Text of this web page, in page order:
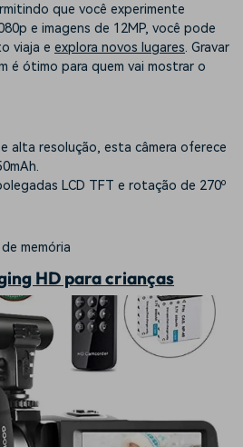
que você experimente
e imagens de 12MP, você pode
viaja e explora novos lugares. Gravar
é ótimo para quem vai mostrar o
alta resolução, esta câmera oferece
LCD TFT e rotação de 270o
memória
HD para crianças